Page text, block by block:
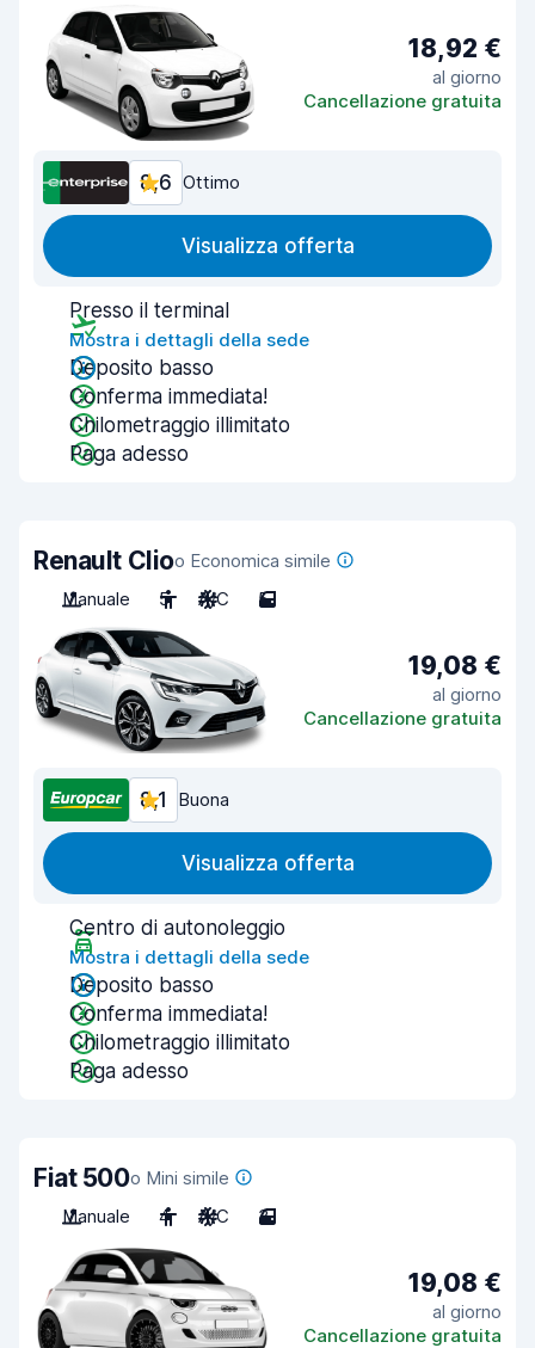
18,92 €
al giorno
Cancellazione gratuita
8,6 Ottimo
Visualizza offerta
Presso il terminal
Mostra i dettagli della sede
Deposito basso
Conferma immediata!
Chilometraggio illimitato
Paga adesso
Renault Clioo Economica simile
Manuale
5 A/C 5
19,08 €
al giorno
Cancellazione gratuita
8,1 Buona
Visualizza offerta
Centro di autonoleggio
Mostra i dettagli della sede
Deposito basso
Conferma immediata!
Chilometraggio illimitato
Paga adesso
Fiat 500o Mini simile
Manuale
4 A/C 3
19,08 €
al giorno
Cancellazione gratuita